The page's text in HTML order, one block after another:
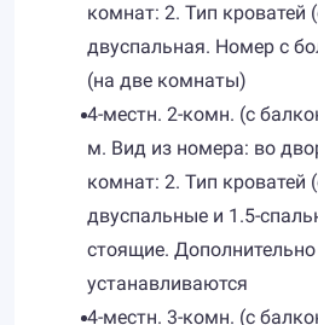
комнат: 2. Тип кроватей
двуспальная. Номер с
(на две комнаты)
4-местн. 2-комн. (с
м. Вид из номера: во
комнат: 2. Тип кроватей
двуспальные и 1.5-
стоящие.
устанавливаются
4-местн. 3-комн. (с